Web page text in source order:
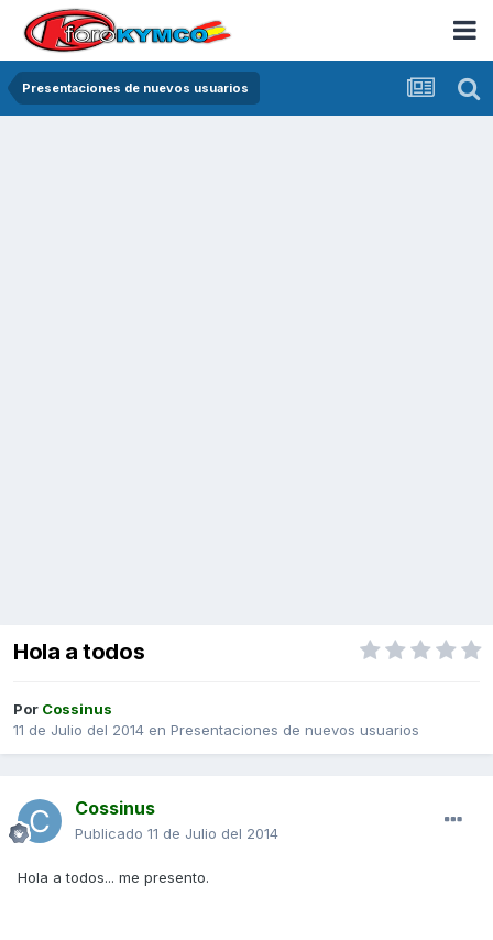
Presentaciones de nuevos usuarios
Hola a todos
Por Cossinus
11 de Julio del 2014 en Presentaciones de nuevos usuarios
Cossinus
Publicado 11 de Julio del 2014
Hola a todos... me presento.